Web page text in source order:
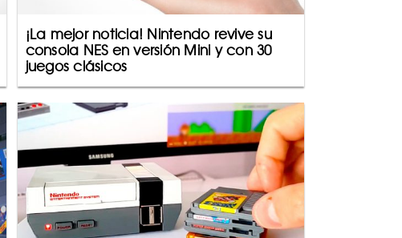
¡La mejor noticia! Nintendo revive su
consola NES en versión Mini y con 30
juegos clásicos